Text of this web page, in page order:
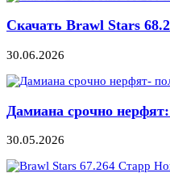
Скачать Brawl Stars
30.06.2026
Дамиана срочно
30.05.2026